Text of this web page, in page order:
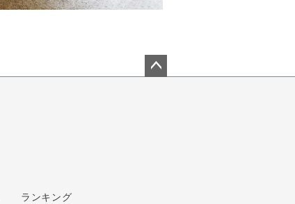
ランキング